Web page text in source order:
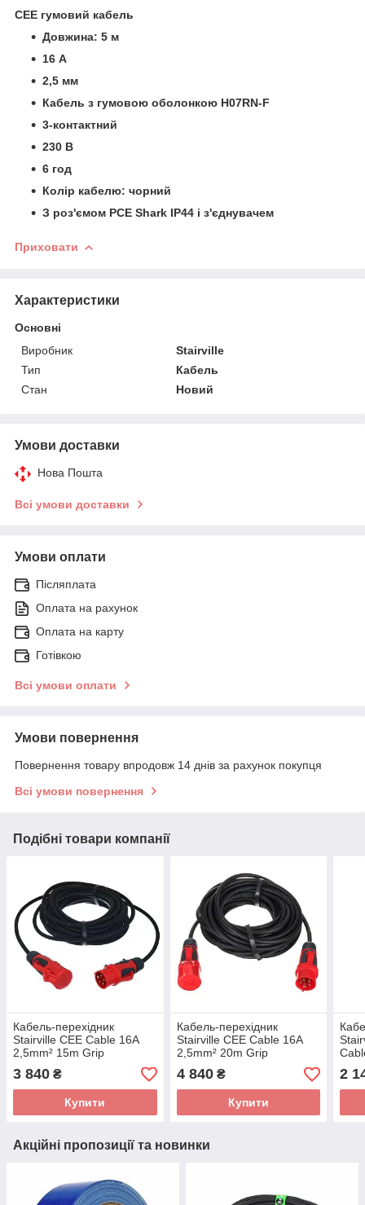
CEE гумовий кабель
Довжина: 5 м
16 А
2,5 мм
Кабель з гумовою оболонкою H07RN-F
3-контактний
230 В
6 год
Колір кабелю: чорний
З роз'ємом PCE Shark IP44 і з'єднувачем
Приховати
Характеристики
Основні
Виробник
Stairville
Тип
Кабель
Стан
Новий
Умови доставки
Нова Пошта
Всі умови доставки
Умови оплати
Післяплата
Оплата на рахунок
Оплата на карту
Готівкою
Всі умови оплати
Умови повернення
Повернення товару впродовж 14 днів за рахунок покупця
Всі умови повернення
Подібні товари компанії
Кабель-перехідник
Stairville CEE Cable 16A
2,5mm² 15m Grip
3 840 ₴
Купити
Кабель-перехідник
Stairville CEE Cable 16A
2,5mm² 20m Grip
4 840₴
Купити
2
Акційні пропозиції та новинки